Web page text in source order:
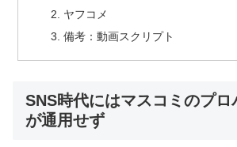
ヤフコメ
備考：動画スクリプト
SNS時代にはマスコミのプロ
が通用せず